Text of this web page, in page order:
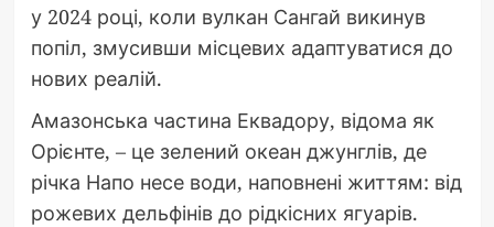
у 2024 році, коли вулкан Сангай викинув
попіл, змусивши місцевих адаптуватися до
нових реалій.
Амазонська частина Еквадору, відома як
Орієнте, – це зелений океан джунглів, де
річка Напо несе води, наповнені життям: від
рожевих дельфінів до рідкісних ягуарів.